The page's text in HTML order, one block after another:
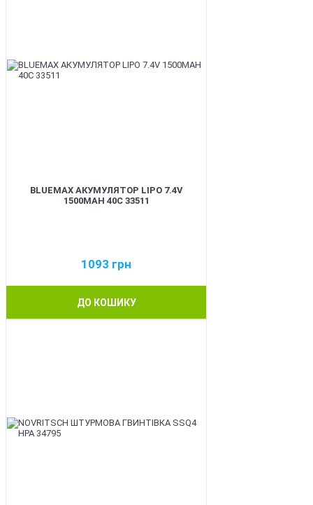
BLUEMAX АКУМУЛЯТОР LIPO 7.4V
1500MAH 40C 33511
1093 грн
ДО КОШИКУ